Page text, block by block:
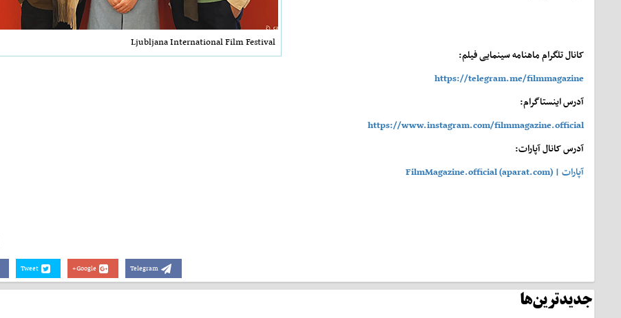
Ljubljana International Film Festival
کانال تلگرام ماهنامه سینمایی فیلم:
https://telegram.me/filmmagazine
آدرس اینستاگرام:
https://www.instagram.com/filmmagazine.official
آدرس کانال آپارات:
آپارات | FilmMagazine.official (aparat.com)
Tweet Google+ Telegram
جدیدترین‌ها